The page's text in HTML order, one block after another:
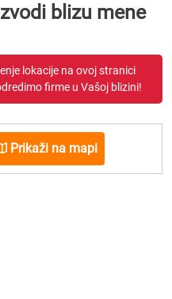
blizu mene
lokacije na ovoj stranici
firme u Vašoj blizini!
Prikaži na mapi